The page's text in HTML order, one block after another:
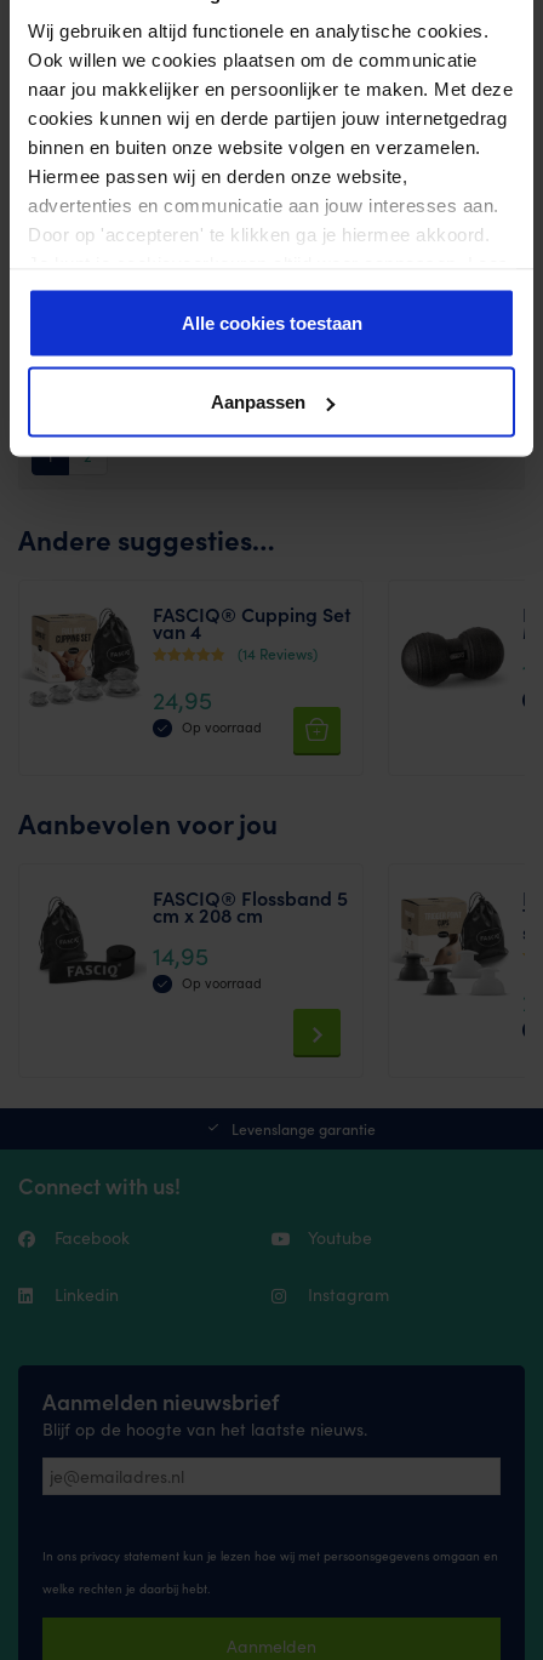
Wij gebruiken altijd functionele en analytische cookies.
Ook willen we cookies plaatsen om de communicatie
naar jou makkelijker en persoonlijker te maken. Met deze
cookies kunnen wij en derde partijen jouw internetgedrag
binnen en buiten onze website volgen en verzamelen.
Hiermee passen wij en derden onze website,
advertenties en communicatie aan jouw interesses aan.
Door op 'accepteren' te klikken ga je hiermee akkoord.
er meer over in onsprivacy beleid.
Alle cookies toestaan
Aanpassen
Waardering
uit 5
Marcus R – 03-09-2024
Prima creme
om te gebruiken tijdens masseren met iastm instrument
P Raspoort – 23-10-2023
Wax
1 2
Andere suggesties…
FASCIQ® Cupping Set
van 4
4.11
uit 5
(14 Reviews)
24,95
Op voorraad
Aanbevolen voor jou
FASCIQ® Flossband 5
cm x 208 cm
14,95
Op voorraad
variants.
options
be
uit
Levenslange garantie
Connect with us!
Facebook Youtube
Linkedin Instagram
Aanmelden nieuwsbrief
Blijf op de hoogte van het laatste nieuws.
In ons privacy statement kun je lezen hoe wij met persoonsgegevens omgaan en
welke rechten je daarbij hebt.
Aanmelden